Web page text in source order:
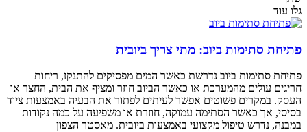
גלו עוד
פתיחת סתימות ביוב: מתי צריך ביובית
פתיחת סתימות ביוב נדרשת כאשר המים מפסיקים להתנקז, ריחות
חריגים עולים מהמערכת או כאשר הביוב חוזר ומציף את הבית, החצר או
העסק. במקרים פשוטים אפשר לעיתים לפתור את הבעיה באמצעות ציוד
בסיסי, אך כאשר הסתימה עמוקה, חוזרת או משפיעה על כמה נקודות
במבנה, נדרש טיפול מקצועי באמצעות ביובית. מאסטר הצפון